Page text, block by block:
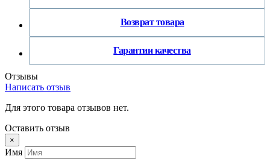
Возврат товара
Гарантии качества
Отзывы
Написать отзыв
Для этого товара отзывов нет.
Оставить отзыв
×
Имя